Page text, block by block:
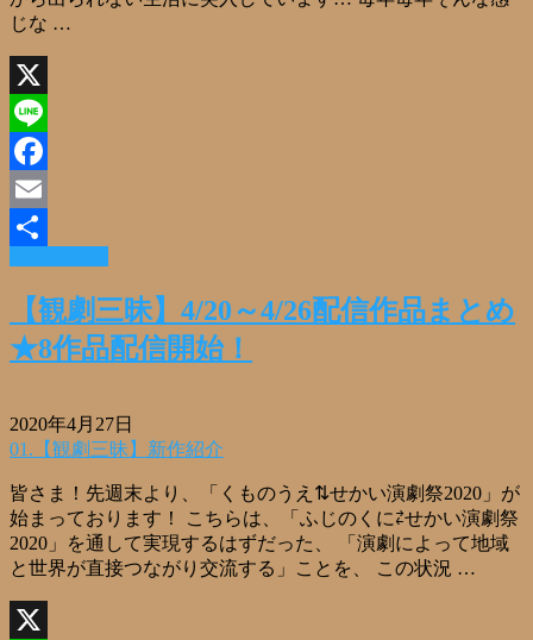
じな …
X
Line
Facebook
Email
共
【観劇三昧】4/20～4/26配信作品まとめ
★8作品配信開始！
2020年4月27日
01.【観劇三昧】新作紹介
皆さま！先週末より、「くものうえ⇅せかい演劇祭2020」が
始まっております！ こちらは、「ふじのくに⇄せかい演劇祭
2020」を通して実現するはずだった、 「演劇によって地域
と世界が直接つながり交流する」ことを、 この状況 …